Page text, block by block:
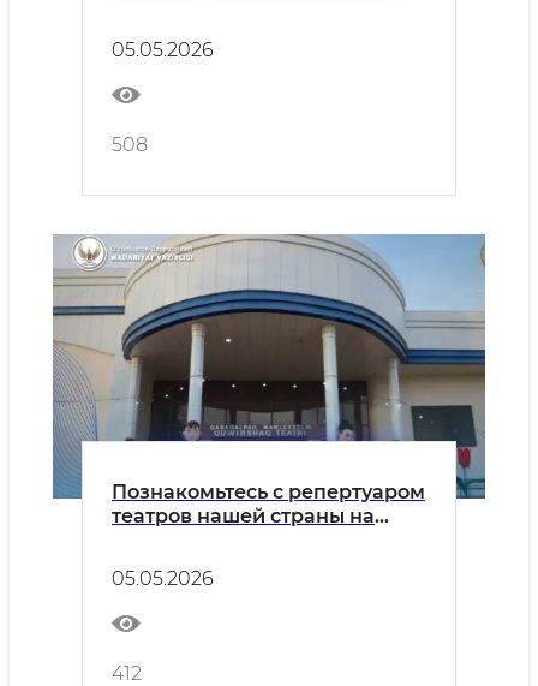
специальные кинопоказы.
05.05.2026
508
Познакомьтесь с репертуаром
театров нашей страны на
05.05.2026
412